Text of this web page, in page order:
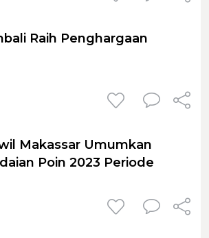
Raih Penghargaan
Makassar Umumkan
Poin 2023 Periode